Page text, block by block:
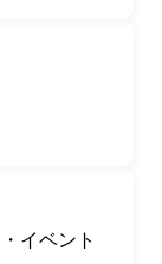
イベント